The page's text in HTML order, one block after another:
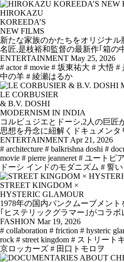
HIROKAZU
KOREEDA’S
NEW FILMS
新たな家族のかたちをオリジナル
名匠,是枝裕和監督の最新作｢箱の
ENTERTAINMENT May 25, 2026
# actor # movie # 坂東祐大 # 大悟 #
中の羊 # 綾瀬はるか
LE CORBUSIER
& B.V. DOSHI
MODERNISM IN INDIA
コルビュジエとドーシ,2人の巨匠
思想を丹念に紐解くドキュメンタ
ENTERTAINMENT Apr 21, 2026
# architecture # balkrishna doshi #
movie # pierre jeanneret # ユートピ
ドーシ インドのモダニズム # 誓
STREET KINGDOM ×
HYSTERIC GLAMOUR
1978年の国内パンクムーブメント
｢ヒステリックグラマー｣がコラボ
FASHION Mar 19, 2026
# collaboration # friction # hysteric
rock # street kingdom # ストリート
京ロッカーズ # 田口トモロヲ